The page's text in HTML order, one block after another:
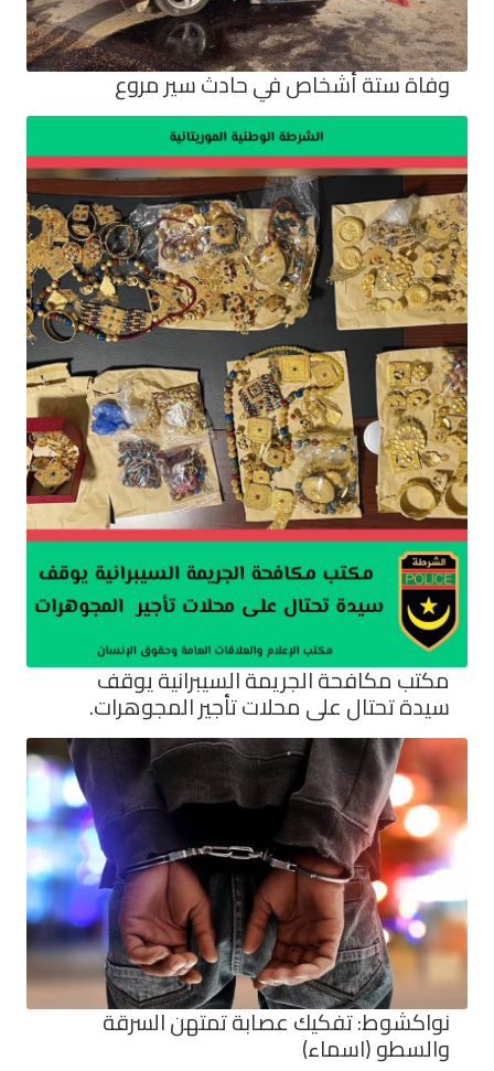
وفاة ستة أشخاص في حادث سير مروع
مكتب مكافحة الجريمة السيبرانية يوقف
سيدة تحتال على محلات تأجير المجوهرات.
نواكشوط: تفكيك عصابة تمتهن السرقة
والسطو (اسماء)